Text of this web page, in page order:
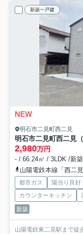
新築一戸建
NEW
明石市二見町西二見
明石市二見町西二見
2,980万円
- / 66.24㎡ / 3LDK /新築
山陽電鉄本線「西二
都市ガス 陽当り良好
カウンターキッチン
新築
山陽電鉄東二見駅まで徒